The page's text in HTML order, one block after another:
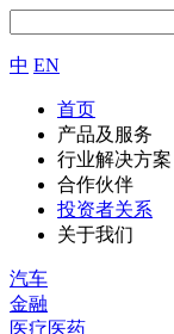
中 EN
首页
产品及服务
行业解决方案
合作伙伴
投资者关系
关于我们
汽车
金融
医疗医药